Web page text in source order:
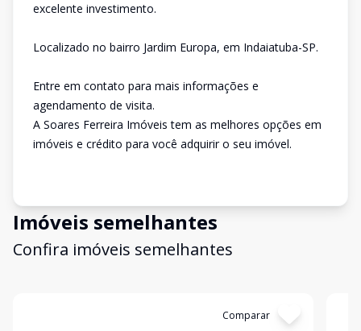
excelente investimento.
Localizado no bairro Jardim Europa, em Indaiatuba-SP.
Entre em contato para mais informações e
agendamento de visita.
A Soares Ferreira Imóveis tem as melhores opções em
imóveis e crédito para você adquirir o seu imóvel.
Imóveis semelhantes
Confira imóveis semelhantes
Comparar